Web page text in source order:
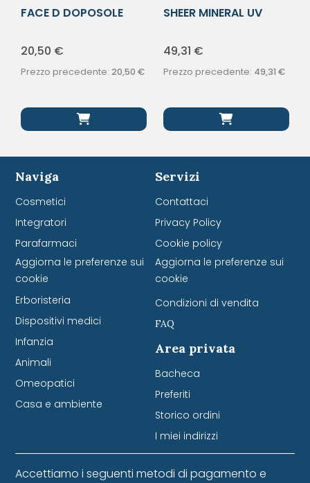
FACE D DOPOSOLE
20,50 €
Prezzo precedente: 20,50 €
SHEER MINERAL UV
49,31 €
Prezzo precedente: 49,31 €
Naviga
Cosmetici
Integratori
Parafarmaci
Aggiorna le preferenze sui
cookie
Erboristeria
Dispositivi medici
Infanzia
Animali
Omeopatici
Casa e ambiente
Servizi
Contattaci
Privacy Policy
Cookie policy
Aggiorna le preferenze sui
cookie
Condizioni di vendita
FAQ
Area privata
Bacheca
Preferiti
Storico ordini
I miei indirizzi
Accettiamo i seguenti metodi di pagamento e